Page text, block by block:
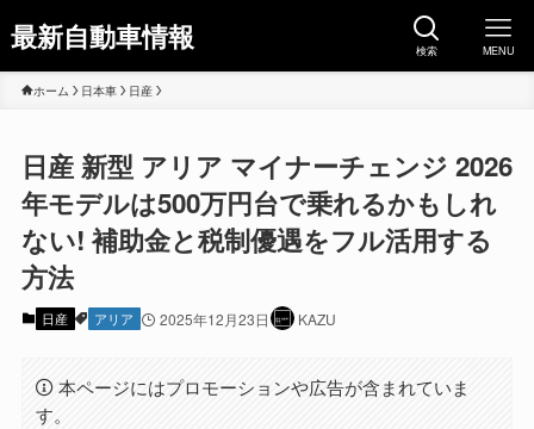
最新自動車情報 検索 MENU
ホーム 日本車 日産
日産 新型 アリア マイナーチェンジ 2026
年モデルは500万円台で乗れるかもしれ
ない! 補助金と税制優遇をフル活用する
方法
日産 アリア 2025年12月23日 KAZU
本ページにはプロモーションや広告が含まれていま
す。